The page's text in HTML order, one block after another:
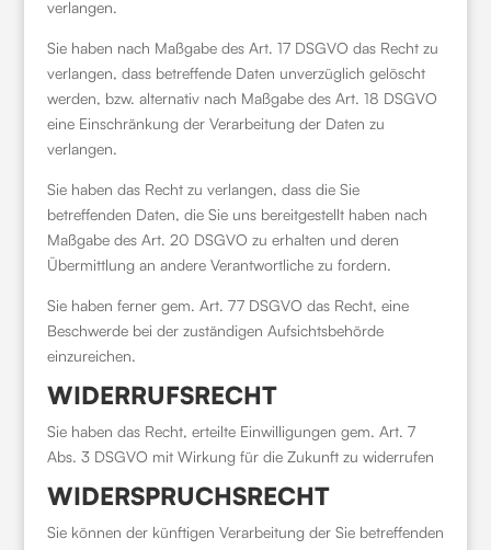
verlangen.
Sie haben nach Maßgabe des Art. 17 DSGVO das Recht zu
verlangen, dass betreffende Daten unverzüglich gelöscht
werden, bzw. alternativ nach Maßgabe des Art. 18 DSGVO
eine Einschränkung der Verarbeitung der Daten zu
verlangen.
Sie haben das Recht zu verlangen, dass die Sie
betreffenden Daten, die Sie uns bereitgestellt haben nach
Maßgabe des Art. 20 DSGVO zu erhalten und deren
Übermittlung an andere Verantwortliche zu fordern.
Sie haben ferner gem. Art. 77 DSGVO das Recht, eine
Beschwerde bei der zuständigen Aufsichtsbehörde
einzureichen.
WIDERRUFSRECHT
Sie haben das Recht, erteilte Einwilligungen gem. Art. 7
Abs. 3 DSGVO mit Wirkung für die Zukunft zu widerrufen
WIDERSPRUCHSRECHT
Sie können der künftigen Verarbeitung der Sie betreffenden